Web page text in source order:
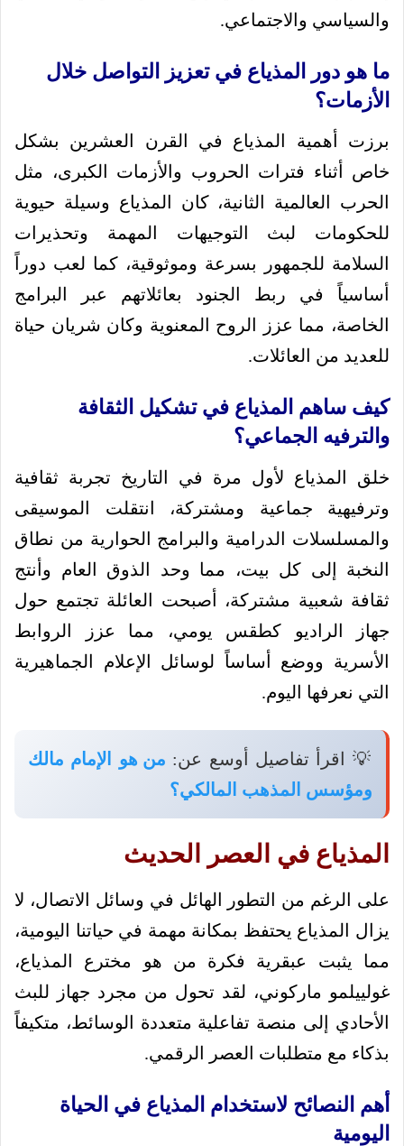
والسياسي والاجتماعي.
ما هو دور المذياع في تعزيز التواصل خلال
الأزمات؟
برزت أهمية المذياع في القرن العشرين بشكل
خاص أثناء فترات الحروب والأزمات الكبرى، مثل
الحرب العالمية الثانية، كان المذياع وسيلة حيوية
للحكومات لبث التوجيهات المهمة وتحذيرات
السلامة للجمهور بسرعة وموثوقية، كما لعب دوراً
أساسياً في ربط الجنود بعائلاتهم عبر البرامج
الخاصة، مما عزز الروح المعنوية وكان شريان حياة
للعديد من العائلات.
كيف ساهم المذياع في تشكيل الثقافة
والترفيه الجماعي؟
خلق المذياع لأول مرة في التاريخ تجربة ثقافية
وترفيهية جماعية ومشتركة، انتقلت الموسيقى
والمسلسلات الدرامية والبرامج الحوارية من نطاق
النخبة إلى كل بيت، مما وحد الذوق العام وأنتج
ثقافة شعبية مشتركة، أصبحت العائلة تجتمع حول
جهاز الراديو كطقس يومي، مما عزز الروابط
الأسرية ووضع أساساً لوسائل الإعلام الجماهيرية
التي نعرفها اليوم.
💡 اقرأ تفاصيل أوسع عن: من هو الإمام مالك
ومؤسس المذهب المالكي؟
المذياع في العصر الحديث
على الرغم من التطور الهائل في وسائل الاتصال، لا
يزال المذياع يحتفظ بمكانة مهمة في حياتنا اليومية،
مما يثبت عبقرية فكرة من هو مخترع المذياع،
غولييلمو ماركوني، لقد تحول من مجرد جهاز للبث
الأحادي إلى منصة تفاعلية متعددة الوسائط، متكيفاً
بذكاء مع متطلبات العصر الرقمي.
أهم النصائح لاستخدام المذياع في الحياة
اليومية